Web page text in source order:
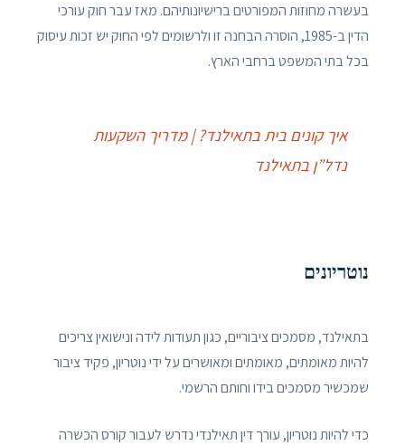
בעשרה מחוזות המפורטים ברישיונותיהם. מאז עבר חוק עורכי
הדין ב-1985, הוסרה הבחנה זו ולרשומים לפי החוק יש זכות עיסוק
בכל בתי המשפט ברחבי הארץ.
איך קונים בית בתאילנד? | מדריך השקעות
נדל”ן בתאילנד
נוטריונים
בתאילנד, מסמכים ציבוריים, כגון תעודות לידה ונישואין צריכים
להיות מאומתים, מאומתים ומאושרים על ידי נוטריון, פקיד ציבור
שמכשיר מסמכים בידו וחותם הרשמי.
כדי להיות נוטריון, עורך דין תאילנדי נדרש לעבור קורס הכשרה